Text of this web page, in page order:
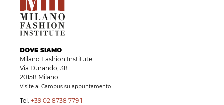
DOVE SIAMO
Milano Fashion Institute
Via Durando, 38
20158 Milano
Visite al Campus su appuntamento
Tel. +39 02 8738 779 1